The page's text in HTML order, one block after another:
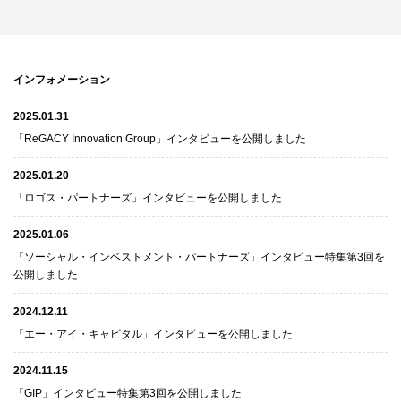
インフォメーション
2025.01.31
「ReGACY Innovation Group」インタビューを公開しました
2025.01.20
「ロゴス・パートナーズ」インタビューを公開しました
2025.01.06
「ソーシャル・インベストメント・パートナーズ」インタビュー特集第3回を
公開しました
2024.12.11
「エー・アイ・キャピタル」インタビューを公開しました
2024.11.15
「GIP」インタビュー特集第3回を公開しました